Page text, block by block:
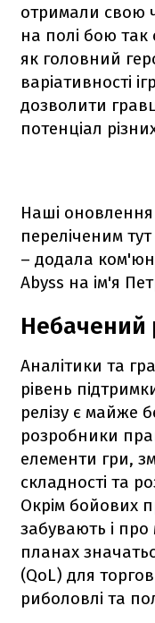
отримали свою
на полі бою
як головний
варіативності
дозволити
потенціал
Наші
переліченим
– додала
Abyss на ім'я
Небачений
Аналітики та
рівень
релізу є майже
розробники
елементи гри,
складності та
Окрім бойових
забувають і
планах
(QoL) для
риболовлі та